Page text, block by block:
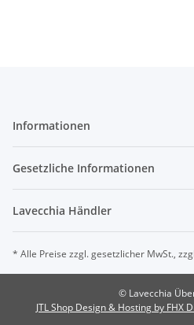
Informationen
Gesetzliche Informationen
Lavecchia Händler
* Alle Preise zzgl. gesetzlicher MwSt.,
© Lavecchia
JTL Shop Design & Hosting by FHX